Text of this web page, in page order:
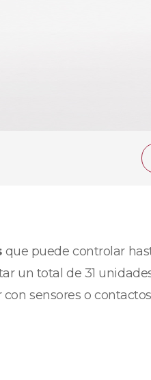
que puede controlar
un total de 31
sensores o